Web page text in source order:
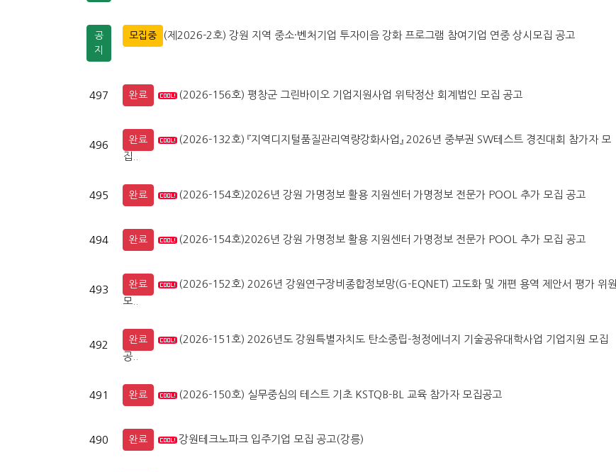
공
지
모집중 (제2026-2호) 강원 지역 중소·벤처기업 투자이음 강화 프로그램 참여기업 연중 상시모집 공고
497 완료 (2026-156호) 평창군 그린바이오 기업지원사업 위탁정산 회계법인 모집 공고
496 완료
(2026-132호) 『지역디지털품질관리역량강화사업』 2026년 중부권 SW테스트 경진대회 참가자 모
집..
495 완료 (2026-154호)2026년 강원 가명정보 활용 지원센터 가명정보 전문가 POOL 추가 모집 공고
494 완료 (2026-154호)2026년 강원 가명정보 활용 지원센터 가명정보 전문가 POOL 추가 모집 공고
493 완료
(2026-152호) 2026년 강원연구장비종합정보망(G-EQNET) 고도화 및 개편 용역 제안서 평가 위원
모..
492 완료
(2026-151호) 2026년도 강원특별자치도 탄소중립-청정에너지 기술공유대학사업 기업지원 모집
공..
491 완료 (2026-150호) 실무중심의 테스트 기초 KSTQB-BL 교육 참가자 모집공고
490 완료 강원테크노파크 입주기업 모집 공고(강릉)